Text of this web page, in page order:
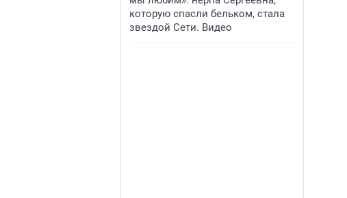
которую спасли бельком, стала
звездой Сети. Видео